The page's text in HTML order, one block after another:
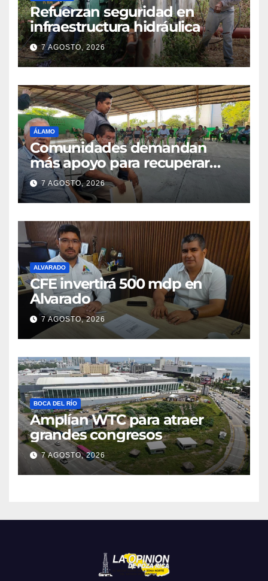
Refuerzan seguridad en
infraestructura hidráulica
7 AGOSTO, 2026
ÁLAMO
Comunidades demandan
más apoyo para recuperar
parcelas
7 AGOSTO, 2026
ALVARADO
CFE invertirá 500 mdp en
Alvarado
7 AGOSTO, 2026
BOCA DEL RÍO
Amplían WTC para atraer
grandes congresos
7 AGOSTO, 2026